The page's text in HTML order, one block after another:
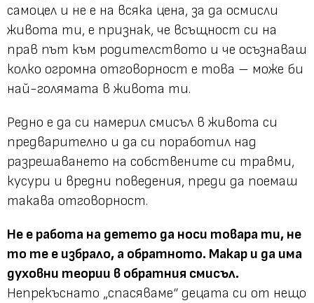
самоцел и не е на всяка цена, за да осмисли
живота ти, е признак, че всъщност си на
прав път към родителството и че осъзнаваш
колко огромна отговорност е това – може би
най-голямата в живота ти.
Редно е да си намерил смисъл в живота си
предварително и да си поработил над
разрешаването на собствените си травми,
кусури и вредни поведения, преди да поемаш
такава отговорност.
Не е работа на детето да носи товара ти, не
то те е избрало, а обратното. Макар и да има
духовни теории в обратния смисъл.
Непрекъснато „спасяваме“ децата си от нещо